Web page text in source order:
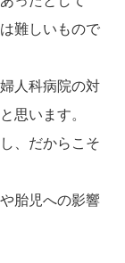
難しいもので
人科病院の対
思います。
、だからこそ
胎児への影響